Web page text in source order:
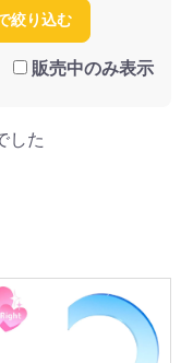
絞り込む
販売中のみ表示
した